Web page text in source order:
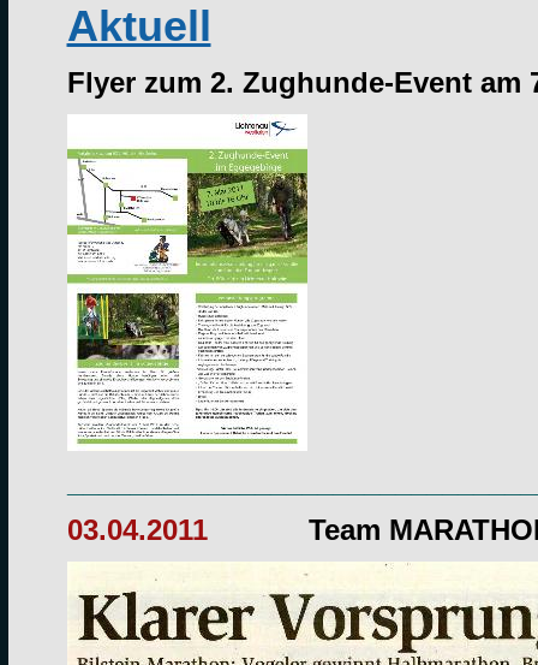
Aktuell
Flyer zum 2. Zughunde-Event am
03.04.2011 Team